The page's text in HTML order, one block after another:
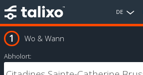
DE
Wo & Wann
Abholort: